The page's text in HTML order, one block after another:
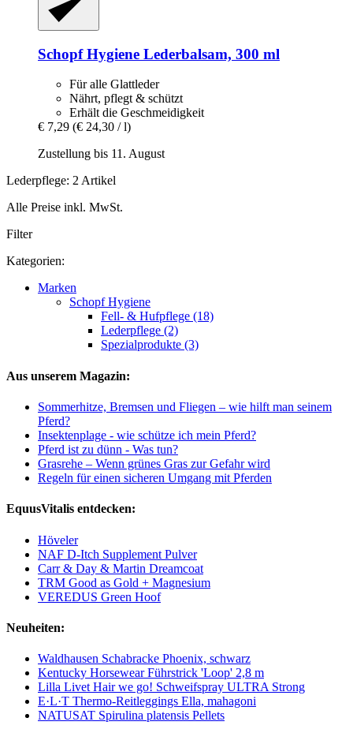
Schopf Hygiene Lederbalsam, 300 ml
Für alle Glattleder
Nährt, pflegt & schützt
Erhält die Geschmeidigkeit
€ 7,29 (€ 24,30 / l)
Zustellung bis 11. August
Lederpflege: 2 Artikel
Alle Preise inkl. MwSt.
Filter
Kategorien:
Marken
Schopf Hygiene
Fell- & Hufpflege (18)
Lederpflege (2)
Spezialprodukte (3)
Aus unserem Magazin:
Sommerhitze, Bremsen und Fliegen – wie hilft man seinem
Pferd?
Insektenplage - wie schütze ich mein Pferd?
Pferd ist zu dünn - Was tun?
Grasrehe – Wenn grünes Gras zur Gefahr wird
Regeln für einen sicheren Umgang mit Pferden
EquusVitalis entdecken:
Höveler
NAF D-Itch Supplement Pulver
Carr & Day & Martin Dreamcoat
TRM Good as Gold + Magnesium
VEREDUS Green Hoof
Neuheiten:
Waldhausen Schabracke Phoenix, schwarz
Kentucky Horsewear Führstrick 'Loop' 2,8 m
Lilla Livet Hair we go! Schweifspray ULTRA Strong
E·L·T Thermo-Reitleggings Ella, mahagoni
NATUSAT Spirulina platensis Pellets